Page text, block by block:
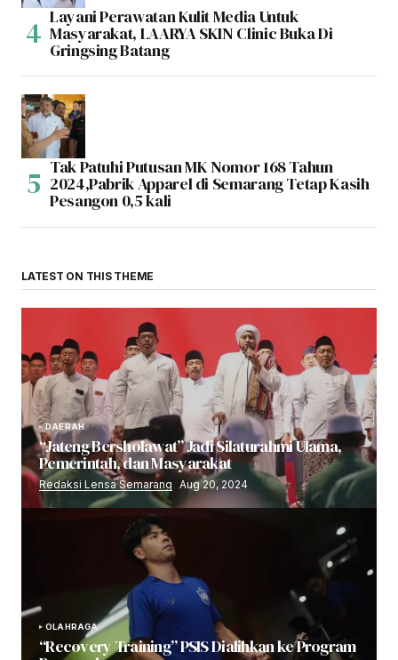
Layani Perawatan Kulit Media Untuk
Masyarakat, LAARYA SKIN Clinic Buka Di
Gringsing Batang
Tak Patuhi Putusan MK Nomor 168 Tahun
2024,Pabrik Apparel di Semarang Tetap Kasih
Pesangon 0,5 kali
LATEST ON THIS THEME
DAERAH
“Jateng Bersholawat” Jadi Silaturahmi Ulama,
Pemerintah, dan Masyarakat
Redaksi Lensa Semarang Aug 20, 2024
OLAHRAGA
“Recovery Training” PSIS Dialihkan ke Program